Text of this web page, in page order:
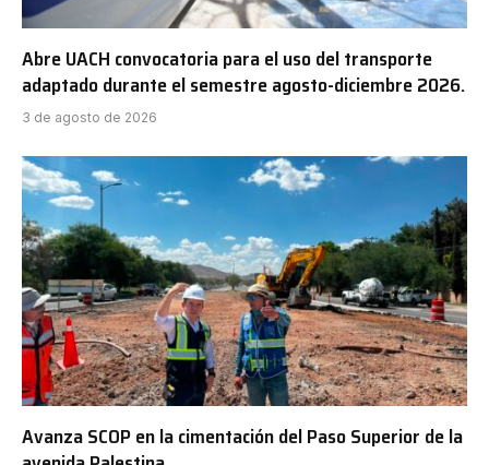
Abre UACH convocatoria para el uso del transporte
adaptado durante el semestre agosto-diciembre 2026.
3 de agosto de 2026
Avanza SCOP en la cimentación del Paso Superior de la